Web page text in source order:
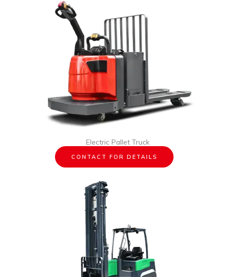
Electric Pallet Truck
CONTACT FOR DETAILS